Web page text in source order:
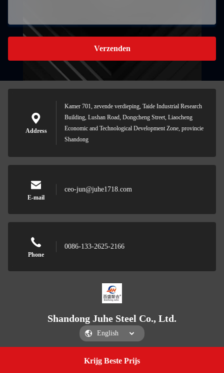
Krijg Beste Prijs
Verzenden
Address
Kamer 701, zevende verdieping, Taide Industrial Research
Building, Lushan Road, Dongcheng Street, Liaocheng
Economic and Technological Development Zone, provincie
Shandong
E-mail
ceo-jun@juhe1718.com
Phone
0086-133-2625-2166
Shandong Juhe Steel Co., Ltd.
Shandong Juhe Steel Co., Ltd.